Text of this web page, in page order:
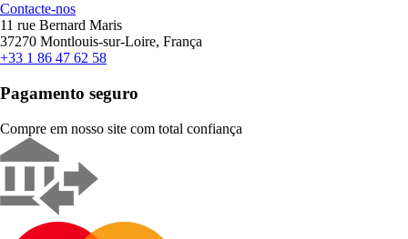
Contacte-nos
11 rue Bernard Maris
37270 Montlouis-sur-Loire, França
+33 1 86 47 62 58
Pagamento seguro
Compre em nosso site com total confiança